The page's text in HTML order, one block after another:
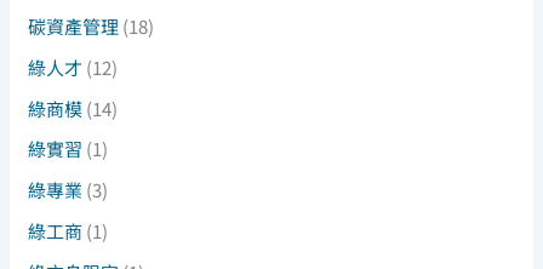
碳資產管理(18)
綠人才 (12)
綠商模(14)
綠實習 (1)
綠專業 (3)
綠工商 (1)